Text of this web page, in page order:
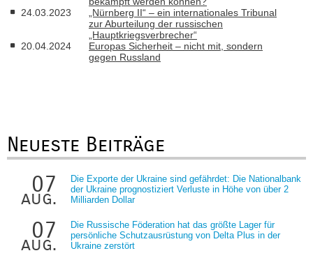
24.03.2023
„Nürnberg II“ – ein internationales Tribunal
zur Aburteilung der russischen
„Hauptkriegsverbrecher“
20.04.2024
Europas Sicherheit – nicht mit, sondern
gegen Russland
Neueste Beiträge
07
aug.
Die Exporte der Ukraine sind gefährdet: Die Nationalbank
der Ukraine prognostiziert Verluste in Höhe von über 2
Milliarden Dollar
07
aug.
Die Russische Föderation hat das größte Lager für
persönliche Schutzausrüstung von Delta Plus in der
Ukraine zerstört